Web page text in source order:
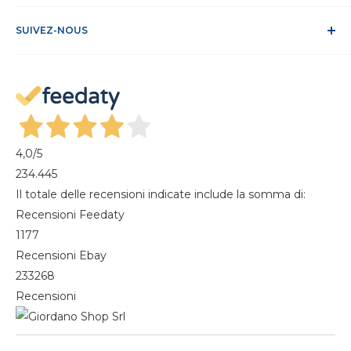
FAQ
S'identifier
Magazine
SUIVEZ-NOUS
4,0/5
234.445
Il totale delle recensioni indicate include la somma di:
Recensioni Feedaty
1177
Recensioni Ebay
233268
Recensioni